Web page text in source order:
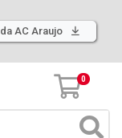
AC Araujo
0